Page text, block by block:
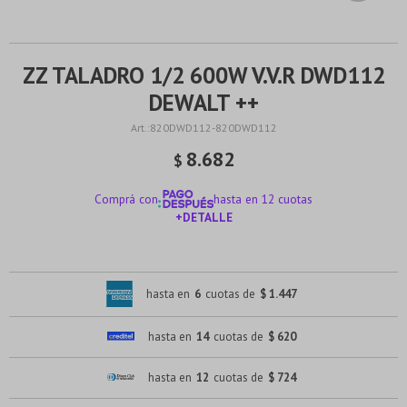
ZZ TALADRO 1/2 600W V.V.R DWD112
DEWALT ++
820DWD112-820DWD112
$ 8.682
Comprá con
hasta en 12 cuotas
+DETALLE
hasta en 6 cuotas de $ 1.447
hasta en 14 cuotas de $ 620
hasta en 12 cuotas de $ 724